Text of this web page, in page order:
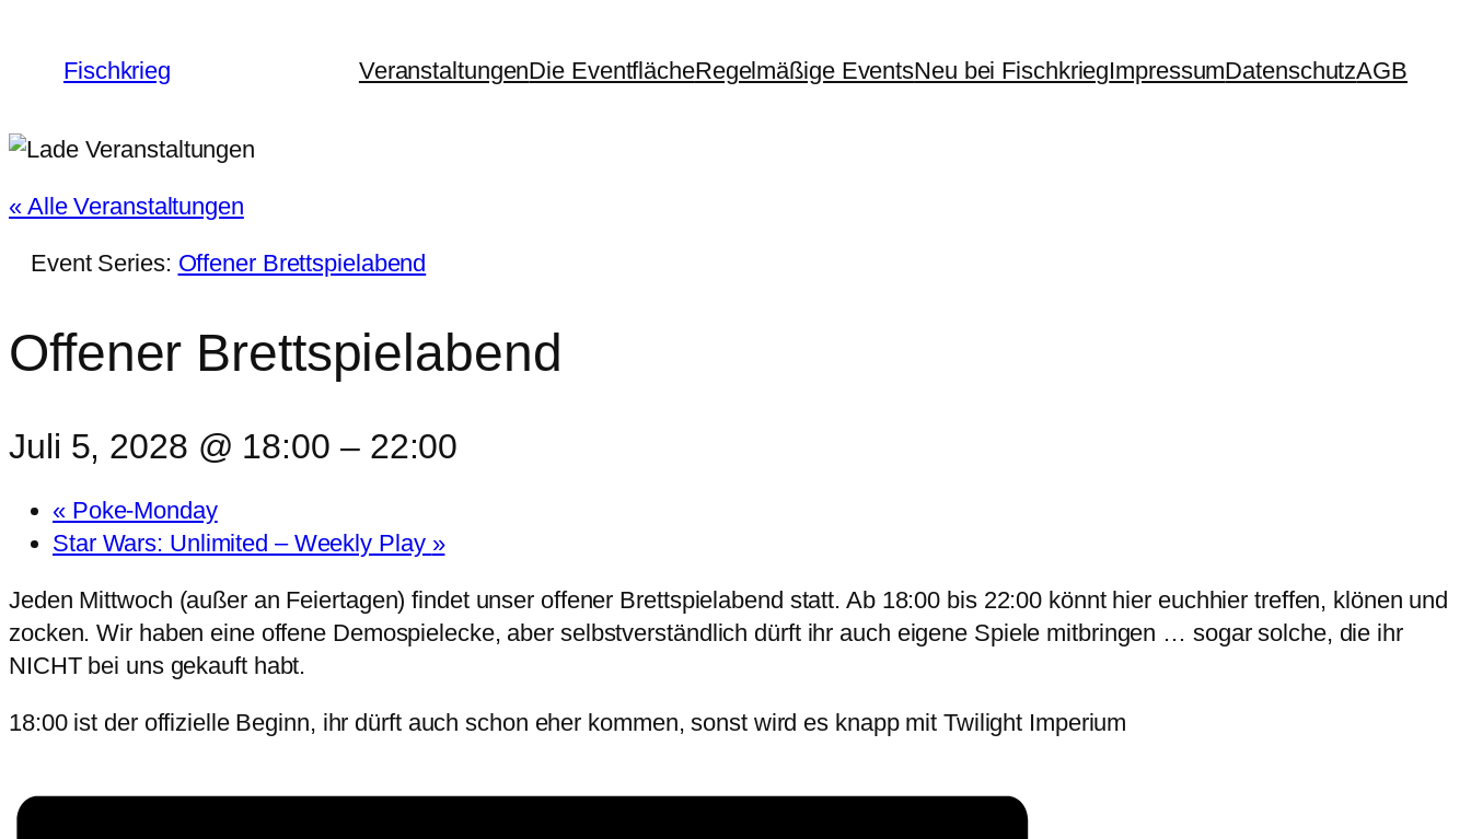
Fischkrieg VeranstaltungenDie EventflächeRegelmäßige EventsNeu bei FischkriegImpressumDatenschutzAGB
« Alle Veranstaltungen
Event Series: Offener Brettspielabend
Offener Brettspielabend
Juli 5, 2028 @ 18:00 – 22:00
«Poke-Monday
Star Wars: Unlimited – Weekly Play »
Jeden Mittwoch (außer an Feiertagen) findet unser offener Brettspielabend statt. Ab 18:00 bis 22:00 könnt hier euchhier treffen, klönen und
zocken. Wir haben eine offene Demospielecke, aber selbstverständlich dürft ihr auch eigene Spiele mitbringen … sogar solche, die ihr
NICHT bei uns gekauft habt.
18:00 ist der offizielle Beginn, ihr dürft auch schon eher kommen, sonst wird es knapp mit Twilight Imperium